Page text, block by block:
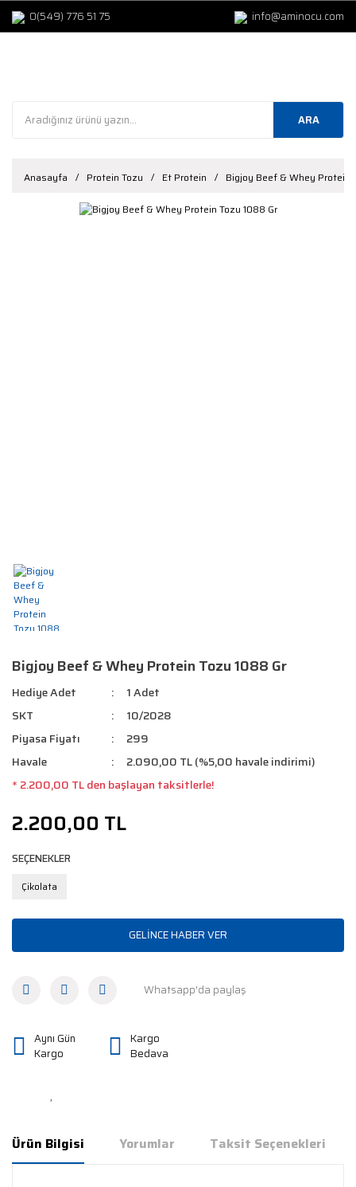
0(549) 776 51 75 info@aminocu.com
ARA
Anasayfa Protein Tozu Et Protein Bigjoy Beef & Whey Protein
Bigjoy Beef & Whey Protein Tozu 1088 Gr
Hediye Adet
1 Adet
SKT
10/2028
Piyasa Fiyatı
299
Havale
2.090,00 TL (%5,00 havale indirimi)
* 2.200,00 TL den başlayan taksitlerle!
2.200,00 TL
SEÇENEKLER
Çikolata
GELİNCE HABER VER
Whatsapp'da paylaş
Aynı Gün
Kargo
Kargo
Bedava
Ürün Bilgisi Yorumlar Taksit Seçenekleri